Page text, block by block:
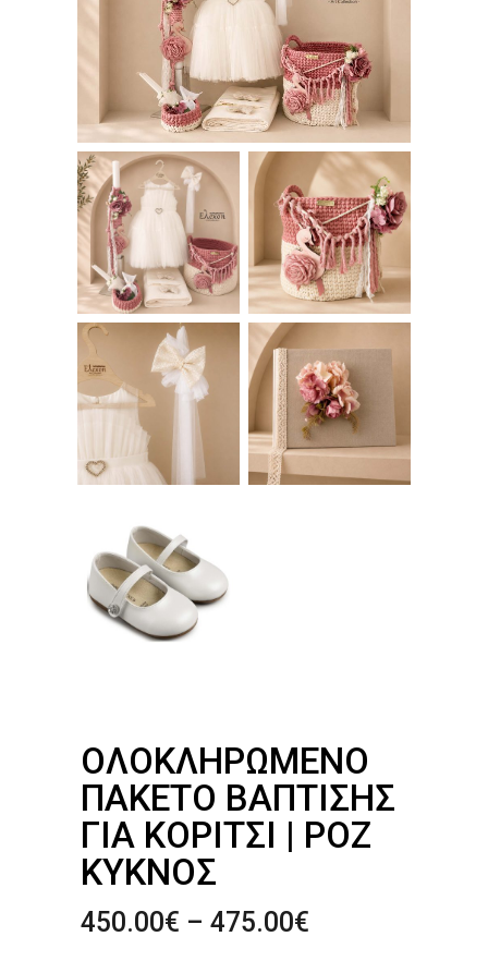
ΟΛΟΚΛΗΡΩΜΈΝΟ
ΠΑΚΈΤΟ ΒΆΠΤΙΣΗΣ
ΓΙΑ ΚΟΡΊΤΣΙ | ΡΟΖ
ΚΎΚΝΟΣ
450.00€ – 475.00€